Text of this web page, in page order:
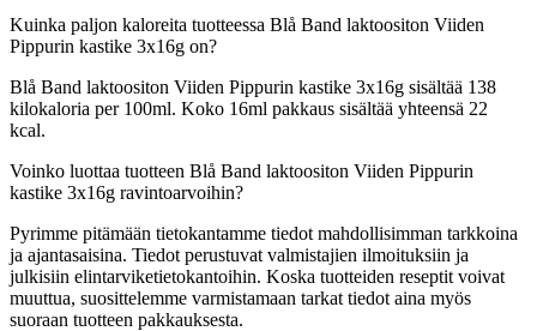
Kuinka paljon kaloreita tuotteessa Blå Band laktoositon Viiden
Pippurin kastike 3x16g on?
Blå Band laktoositon Viiden Pippurin kastike 3x16g sisältää 138
kilokaloria per 100ml. Koko 16ml pakkaus sisältää yhteensä 22
kcal.
Voinko luottaa tuotteen Blå Band laktoositon Viiden Pippurin
kastike 3x16g ravintoarvoihin?
Pyrimme pitämään tietokantamme tiedot mahdollisimman tarkkoina
ja ajantasaisina. Tiedot perustuvat valmistajien ilmoituksiin ja
julkisiin elintarviketietokantoihin. Koska tuotteiden reseptit voivat
muuttua, suosittelemme varmistamaan tarkat tiedot aina myös
suoraan tuotteen pakkauksesta.